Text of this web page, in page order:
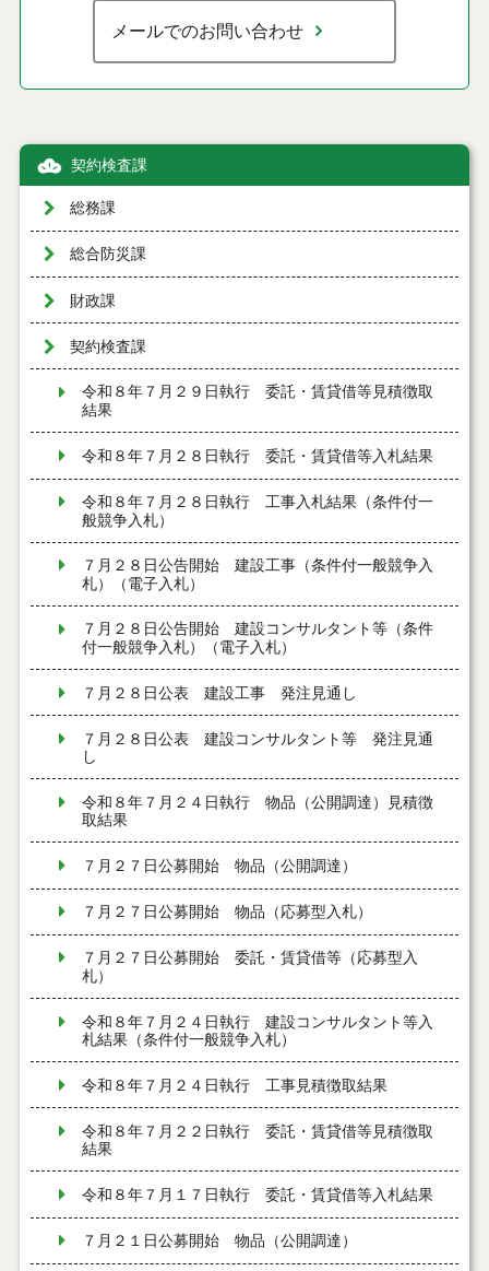
メールでのお問い合わせ
契約検査課
総務課
総合防災課
財政課
契約検査課
令和８年７月２９日執行 委託・賃貸借等見積徴取
結果
令和８年７月２８日執行 委託・賃貸借等入札結果
令和８年７月２８日執行 工事入札結果（条件付一
般競争入札）
７月２８日公告開始 建設工事（条件付一般競争入
札）（電子入札）
７月２８日公告開始 建設コンサルタント等（条件
付一般競争入札）（電子入札）
７月２８日公表 建設工事 発注見通し
７月２８日公表 建設コンサルタント等 発注見通
し
令和８年７月２４日執行 物品（公開調達）見積徴
取結果
７月２７日公募開始 物品（公開調達）
７月２７日公募開始 物品（応募型入札）
７月２７日公募開始 委託・賃貸借等（応募型入
札）
令和８年７月２４日執行 建設コンサルタント等入
札結果（条件付一般競争入札）
令和８年７月２４日執行 工事見積徴取結果
令和８年７月２２日執行 委託・賃貸借等見積徴取
結果
令和８年７月１７日執行 委託・賃貸借等入札結果
７月２１日公募開始 物品（公開調達）